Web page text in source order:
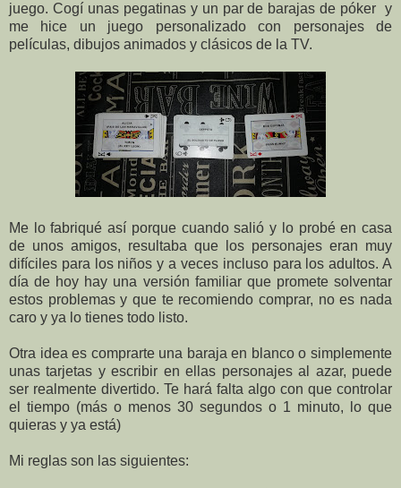
juego. Cogí unas pegatinas y un par de barajas de póker y
me hice un juego personalizado con personajes de
películas, dibujos animados y clásicos de la TV.
Me lo fabriqué así porque cuando salió y lo probé en casa
de unos amigos, resultaba que los personajes eran muy
difíciles para los niños y a veces incluso para los adultos. A
día de hoy hay una versión familiar que promete solventar
estos problemas y que te recomiendo comprar, no es nada
caro y ya lo tienes todo listo.
Otra idea es comprarte una baraja en blanco o simplemente
unas tarjetas y escribir en ellas personajes al azar, puede
ser realmente divertido. Te hará falta algo con que controlar
el tiempo (más o menos 30 segundos o 1 minuto, lo que
quieras y ya está)
Mi reglas son las siguientes: